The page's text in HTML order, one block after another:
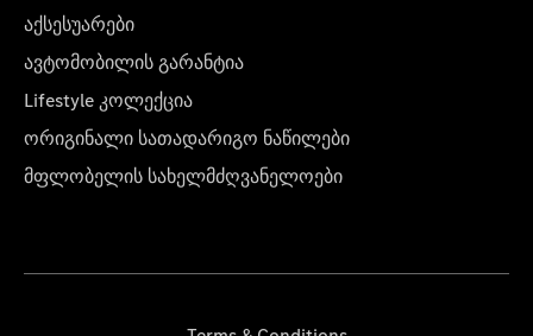
აქსესუარები
ავტომობილის გარანტია
Lifestyle კოლექცია
ორიგინალი სათადარიგო ნაწილები
მფლობელის სახელმძღვანელოები